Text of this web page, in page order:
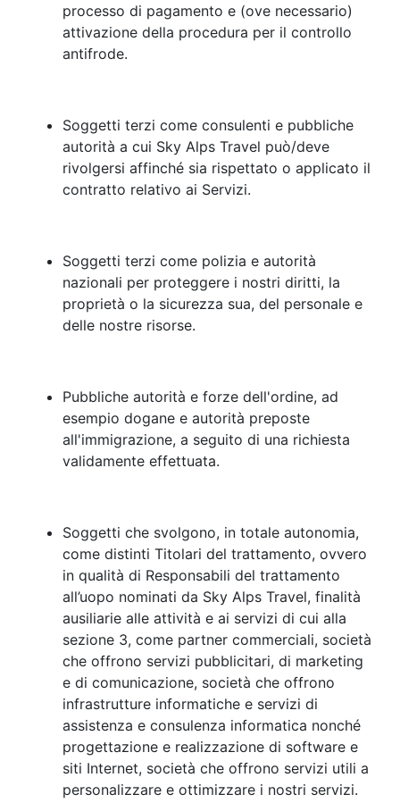
processo di pagamento e (ove necessario)
attivazione della procedura per il controllo
antifrode.
Soggetti terzi come consulenti e pubbliche
autorità a cui Sky Alps Travel può/deve
rivolgersi affinché sia rispettato o applicato il
contratto relativo ai Servizi.
Soggetti terzi come polizia e autorità
nazionali per proteggere i nostri diritti, la
proprietà o la sicurezza sua, del personale e
delle nostre risorse.
Pubbliche autorità e forze dell'ordine, ad
esempio dogane e autorità preposte
all'immigrazione, a seguito di una richiesta
validamente effettuata.
Soggetti che svolgono, in totale autonomia,
come distinti Titolari del trattamento, ovvero
in qualità di Responsabili del trattamento
all’uopo nominati da Sky Alps Travel, finalità
ausiliarie alle attività e ai servizi di cui alla
sezione 3, come partner commerciali, società
che offrono servizi pubblicitari, di marketing
e di comunicazione, società che offrono
infrastrutture informatiche e servizi di
assistenza e consulenza informatica nonché
progettazione e realizzazione di software e
siti Internet, società che offrono servizi utili a
personalizzare e ottimizzare i nostri servizi.